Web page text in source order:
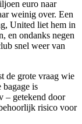
euro naar
weinig over. Een
United liet hem in
en ondanks negen
snel weer van
de grote vraag wie
bagage is
– getekend door
risico voor